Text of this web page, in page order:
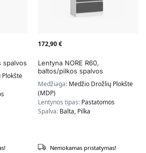
spalvos
172,90€
Lentyna NORE R60,
baltos/pilkos spalvos
Medžiaga: Medžio Drožlių Plokštė
(MDP)
Lentynos tipas: Pastatomos
Spalva: Balta, Pilka
Nemokamas pristatymas!